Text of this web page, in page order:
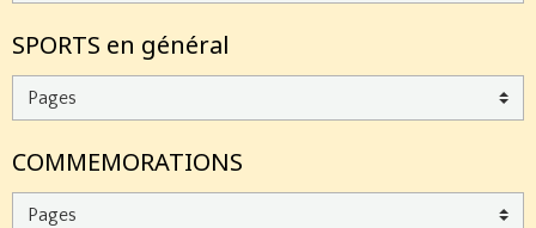
SPORTS en général
COMMEMORATIONS